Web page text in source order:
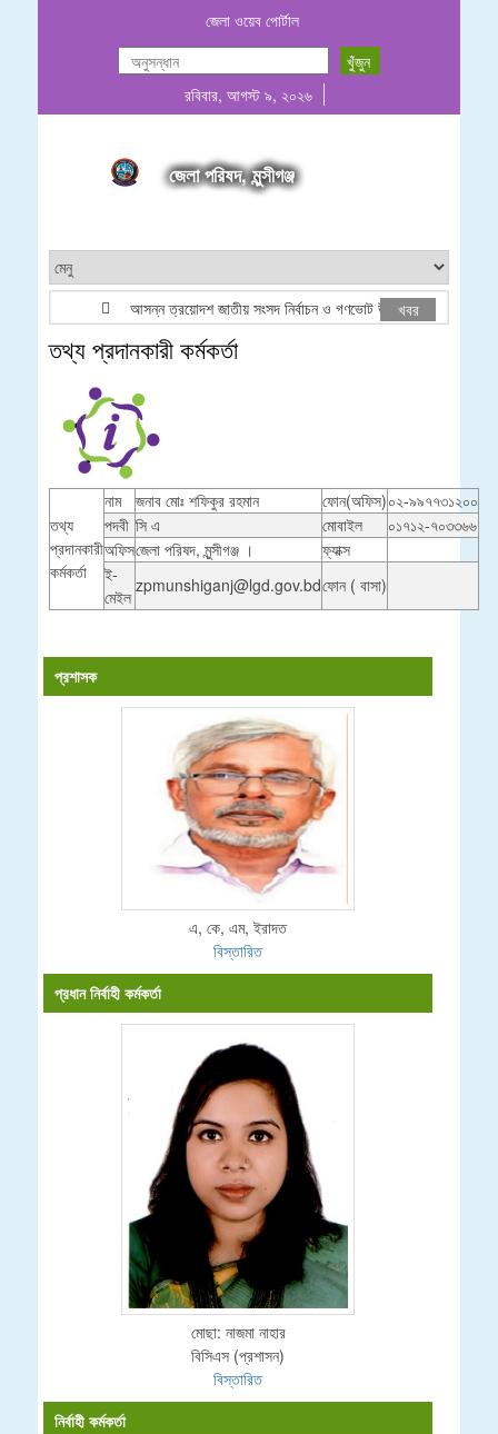
জেলা ওয়েব পোর্টাল
রবিবার, আগস্ট ৯, ২০২৬
জেলা পরিষদ, মুন্সীগঞ্জ
আসন্ন ত্রয়োদশ জাতীয় সংসদ নির্বাচন ও গণভোট উপলক্ষে লোগো ব্যবহার
খবর
তথ্য প্রদানকারী কর্মকর্তা
তথ্য
প্রদানকারী
কর্মকর্তা
নাম জনাব মোঃ শফিকুর রহমান ফোন(অফিস)০২-৯৯৭৭৩১২০০
পদবী সি এ মোবাইল
০১৭১২-৭০৩৩৬৬
অফিসজেলা পরিষদ, মুন্সীগঞ্জ ।
ফ্যাক্স
ই-
মেইল
zpmunshiganj@lgd.gov.bdফোন ( বাসা)
প্রশাসক
এ, কে, এম, ইরাদত
বিস্তারিত
প্রধান নির্বাহী কর্মকর্তা
মোছা: নাজমা নাহার
বিসিএস (প্রশাসন)
বিস্তারিত
নির্বাহী কর্মকর্তা